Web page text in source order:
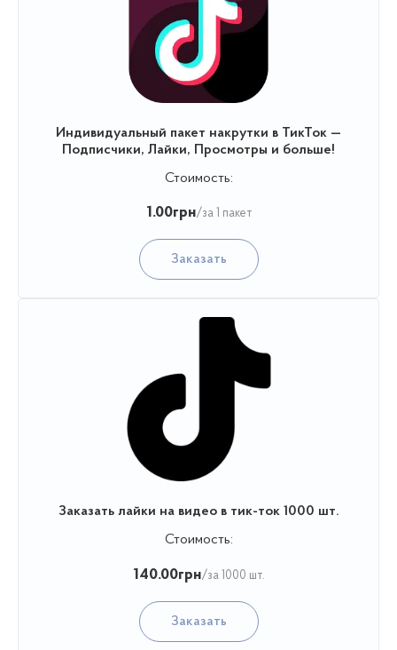
Индивидуальный пакет накрутки в ТикТок —
Подписчики, Лайки, Просмотры и больше!
Стоимость:
1.00грн/за 1 пакет
Заказать
Заказать лайки на видео в тик-ток 1000 шт.
Стоимость:
140.00грн/за 1000 шт.
Заказать